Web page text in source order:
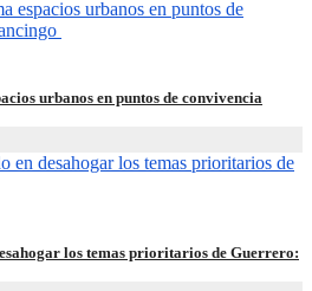
urbanos en puntos de convivencia
los temas prioritarios de Guerrero: